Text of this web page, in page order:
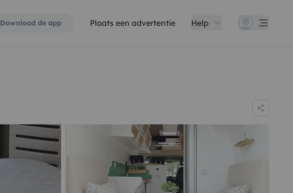
Download de app Plaats een advertentie Help